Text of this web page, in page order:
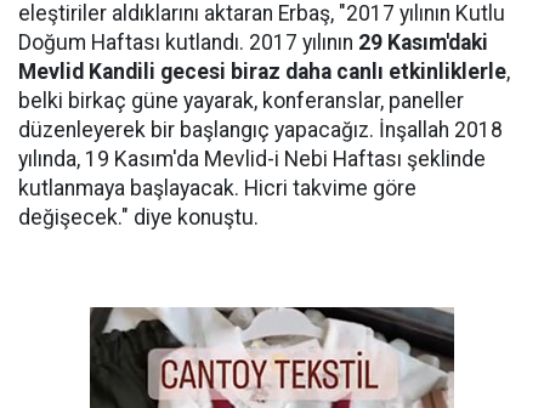
eleştiriler aldıklarını aktaran Erbaş, "2017 yılının Kutlu
Doğum Haftası kutlandı. 2017 yılının 29 Kasım'daki
Mevlid Kandili gecesi biraz daha canlı etkinliklerle,
belki birkaç güne yayarak, konferanslar, paneller
düzenleyerek bir başlangıç yapacağız. İnşallah 2018
yılında, 19 Kasım'da Mevlid-i Nebi Haftası şeklinde
kutlanmaya başlayacak. Hicri takvime göre
değişecek." diye konuştu.